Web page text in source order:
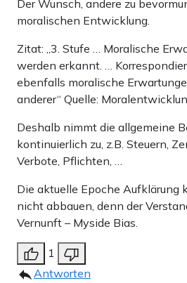
Der Wunsch, andere zu
moralischen Entwicklung.
Zitat: „3. Stufe … Moralische
werden erkannt. …
ebenfalls moralische
anderer“ Quelle:
Deshalb nimmt die allgemeine
kontinuierlich zu, z.B. Steuern,
Verbote, Pflichten, …
Die aktuelle Epoche Aufklärung
nicht abbauen, denn der
Vernunft – Myside Bias.
1
Antworten